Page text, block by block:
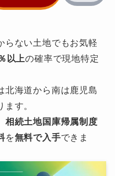
らない土地でもお気軽
以上の確率で現地特定
北海道から南は鹿児島
す。
相続土地国庫帰属制度
を無料で入手できま